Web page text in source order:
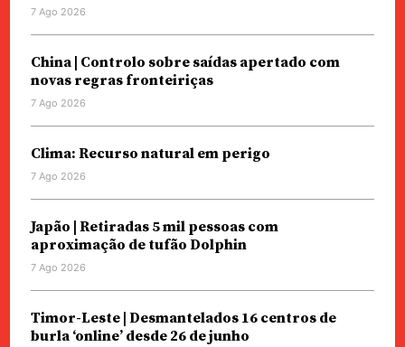
7 Ago 2026
China | Controlo sobre saídas apertado com
novas regras fronteiriças
7 Ago 2026
Clima: Recurso natural em perigo
7 Ago 2026
Japão | Retiradas 5 mil pessoas com
aproximação de tufão Dolphin
7 Ago 2026
Timor-Leste | Desmantelados 16 centros de
burla ‘online’ desde 26 de junho